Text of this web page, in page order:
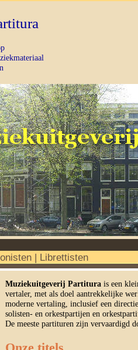
| Librettisten
Muziekuitgeverij Partitura is een
vertaler, met als doel aantrekkelijke
moderne vertaling, inclusief een
solisten- en orkestpartijen en
De meeste partituren zijn vervaardigd